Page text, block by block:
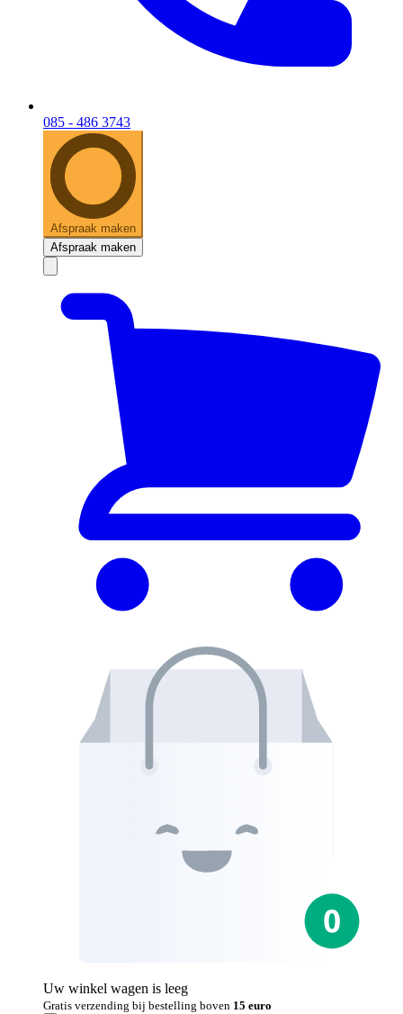
085 - 486 3743
Afspraak maken
Afspraak maken
Uw winkel wagen is leeg
Gratis verzending bij bestelling boven 15 euro